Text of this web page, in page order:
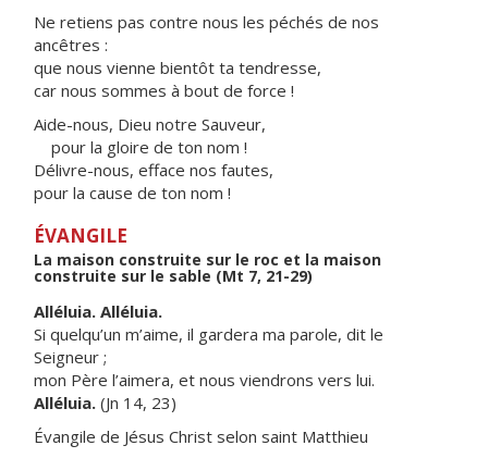
Ne retiens pas contre nous les péchés de nos
ancêtres :
que nous vienne bientôt ta tendresse,
car nous sommes à bout de force !
Aide-nous, Dieu notre Sauveur,
pour la gloire de ton nom !
Délivre-nous, efface nos fautes,
pour la cause de ton nom !
ÉVANGILE
La maison construite sur le roc et la maison
construite sur le sable (Mt 7, 21-29)
Alléluia. Alléluia.
Si quelqu’un m’aime, il gardera ma parole, dit le
Seigneur ;
mon Père l’aimera, et nous viendrons vers lui.
Alléluia. (Jn 14, 23)
Évangile de Jésus Christ selon saint Matthieu